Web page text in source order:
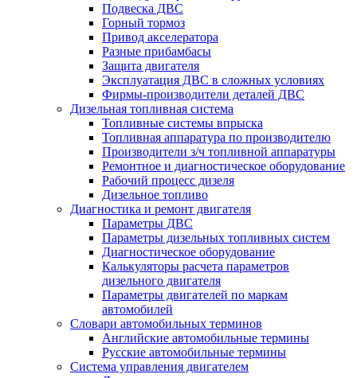
Подвеска ДВС
Горный тормоз
Привод акселератора
Разные прибамбасы
Защита двигателя
Эксплуатация ДВС в сложных условиях
Фирмы-производители деталей ДВС
Дизельная топливная система
Топливные системы впрыска
Топливная аппаратура по производителю
Производители з/ч топливной аппаратуры
Ремонтное и диагностическое оборудование
Рабочий процесс дизеля
Дизельное топливо
Диагностика и ремонт двигателя
Параметры ДВС
Параметры дизельных топливных систем
Диагностическое оборудование
Калькуляторы расчета параметров
дизельного двигателя
Параметры двигателей по маркам
автомобилей
Словари автомобильных терминов
Английские автомобильные термины
Русские автомобильные термины
Система управления двигателем